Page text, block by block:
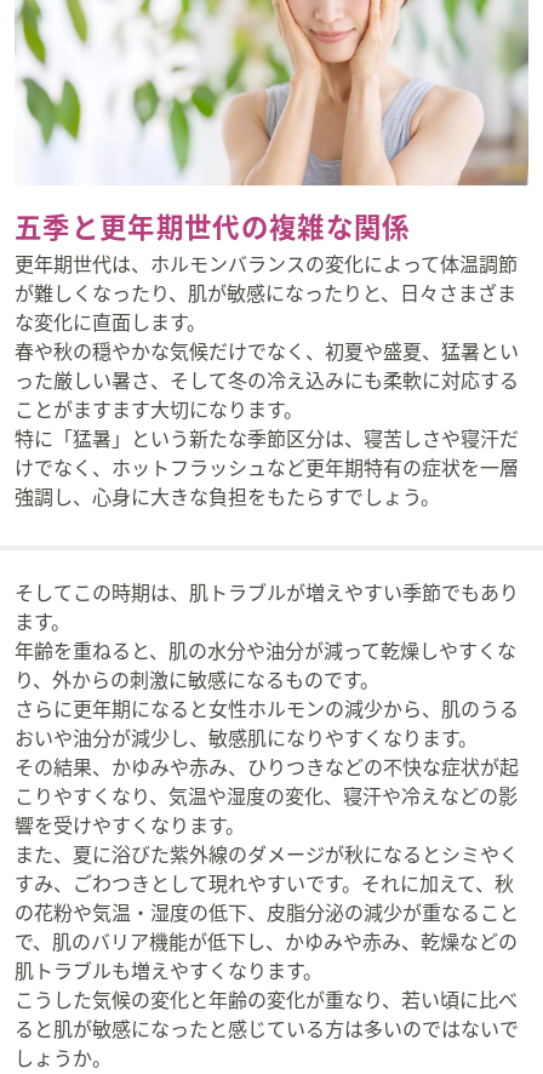
五季と更年期世代の複雑な関係
更年期世代は、ホルモンバランスの変化によって体温調節
が難しくなったり、肌が敏感になったりと、日々さまざま
な変化に直面します。
春や秋の穏やかな気候だけでなく、初夏や盛夏、猛暑とい
った厳しい暑さ、そして冬の冷え込みにも柔軟に対応する
ことがますます大切になります。
特に「猛暑」という新たな季節区分は、寝苦しさや寝汗だ
けでなく、ホットフラッシュなど更年期特有の症状を一層
強調し、心身に大きな負担をもたらすでしょう。
そしてこの時期は、肌トラブルが増えやすい季節でもあり
ます。
年齢を重ねると、肌の水分や油分が減って乾燥しやすくな
り、外からの刺激に敏感になるものです。
さらに更年期になると女性ホルモンの減少から、肌のうる
おいや油分が減少し、敏感肌になりやすくなります。
その結果、かゆみや赤み、ひりつきなどの不快な症状が起
こりやすくなり、気温や湿度の変化、寝汗や冷えなどの影
響を受けやすくなります。
また、夏に浴びた紫外線のダメージが秋になるとシミやく
すみ、ごわつきとして現れやすいです。それに加えて、秋
の花粉や気温・湿度の低下、皮脂分泌の減少が重なること
で、肌のバリア機能が低下し、かゆみや赤み、乾燥などの
肌トラブルも増えやすくなります。
こうした気候の変化と年齢の変化が重なり、若い頃に比べ
ると肌が敏感になったと感じている方は多いのではないで
しょうか。